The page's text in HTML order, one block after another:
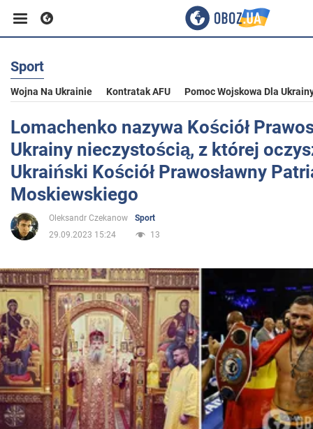
Biznes
Sport
Rozrywka
Życie
Społeczeństwo
Wojna na Ukrainie
Świat
Sport
Wojna Na Ukrainie Kontratak AFU Pomoc Wojskowa Dla
Lomachenko nazywa Kościół
Ukrainy nieczystością, z której
Ukraiński Kościół Prawosławny
Moskiewskiego
Oleksandr Czekanow
Sport
29.09.2023 15:24
13